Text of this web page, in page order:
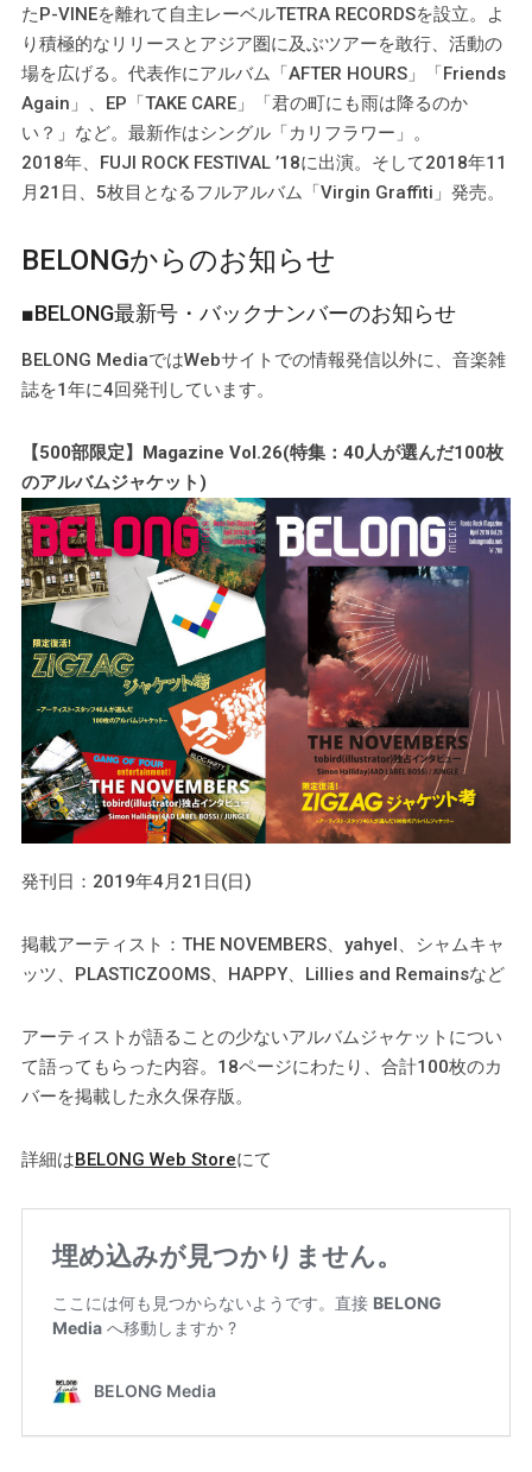
たP-VINEを離れて自主レーベルTETRA RECORDSを設立。よ
り積極的なリリースとアジア圏に及ぶツアーを敢行、活動の
場を広げる。代表作にアルバム「AFTER HOURS」「Friends
Again」、EP「TAKE CARE」「君の町にも雨は降るのか
い？」など。最新作はシングル「カリフラワー」。
2018年、FUJI ROCK FESTIVAL ’18に出演。そして2018年11
月21日、5枚目となるフルアルバム「Virgin Graffiti」発売。
BELONGからのお知らせ
■BELONG最新号・バックナンバーのお知らせ
BELONG MediaではWebサイトでの情報発信以外に、音楽雑
誌を1年に4回発刊しています。
【500部限定】Magazine Vol.26(特集：40人が選んだ100枚
のアルバムジャケット)
発刊日：2019年4月21日(日)
掲載アーティスト：THE NOVEMBERS、yahyel、シャムキャ
ッツ、PLASTICZOOMS、HAPPY、Lillies and Remainsなど
アーティストが語ることの少ないアルバムジャケットについ
て語ってもらった内容。18ページにわたり、合計100枚のカ
バーを掲載した永久保存版。
詳細はBELONG Web Storeにて